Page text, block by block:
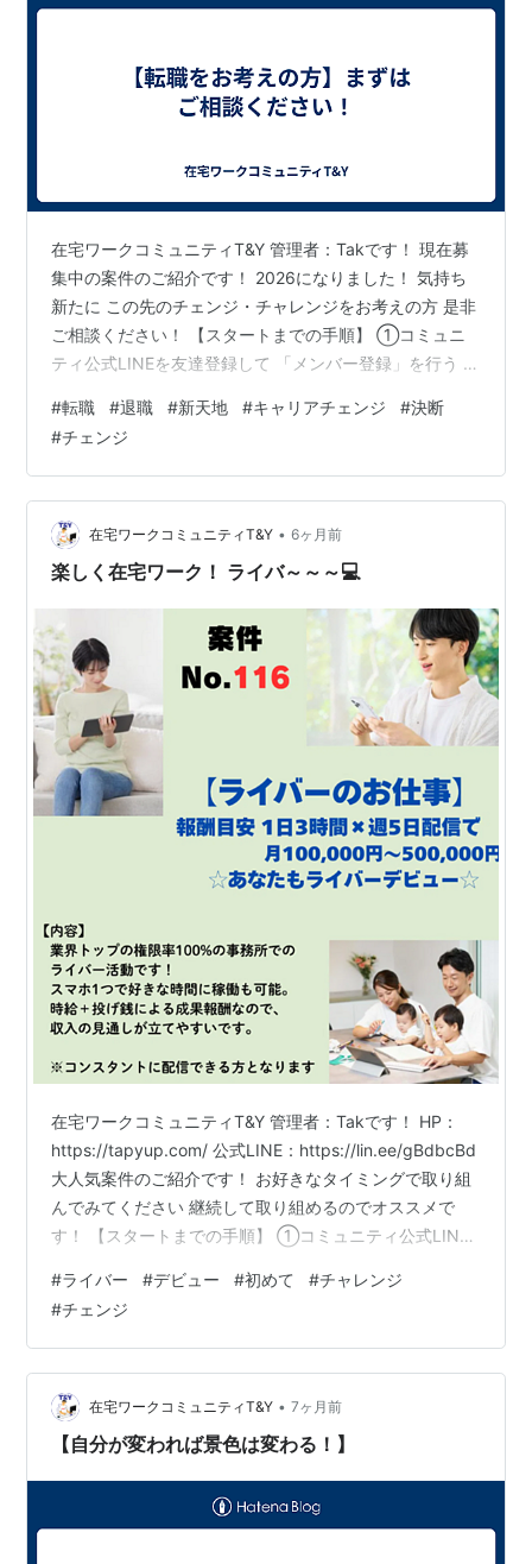
在宅ワークコミュニティT&Y 管理者：Takです！ 現在募
集中の案件のご紹介です！ 2026になりました！ 気持ち
新たに この先のチェンジ・チャレンジをお考えの方 是非
ご相談ください！ 【スタートまでの手順】 ①コミュニ
ティ公式LINEを友達登録して 「メンバー登録」を行う 公
したら メニューの「案件一覧」よりご興味ある案件を探
す ②管理者LINEを友達登録し 管理者LINEへ 本案件No.
「125 or 126 or 127」を送信ください 管理者LINE：
https://line.me/ti/p/SnjtU_G…
#転職 #退職 #新天地 #キャリアチェンジ #決断
#チェンジ
在宅ワークコミュニティT&Y • 6ヶ月前
楽しく在宅ワーク！ ライバ～～～💻
在宅ワークコミュニティT&Y 管理者：Takです！ HP：
https://tapyup.com/ 公式LINE：https://lin.ee/gBdbcBd
大人気案件のご紹介です！ お好きなタイミングで取り組
んでみてください 継続して取り組めるのでオススメで
す！ 【スタートまでの手順】 ①コミュニティ公式LINE
https://lin.ee/gBdbcBd ⇒ メンバー登録が完了したら メ
ニューの「案件一覧」よりご興味ある案件を探す ②管理
者LINEを友達登録し 管理者LINEへ 本案件No.「116」を
送信ください 管理者LINE：ht…
#ライバー #デビュー #初めて #チャレンジ
#チェンジ
在宅ワークコミュニティT&Y • 7ヶ月前
【自分が変われば景色は変わる！】